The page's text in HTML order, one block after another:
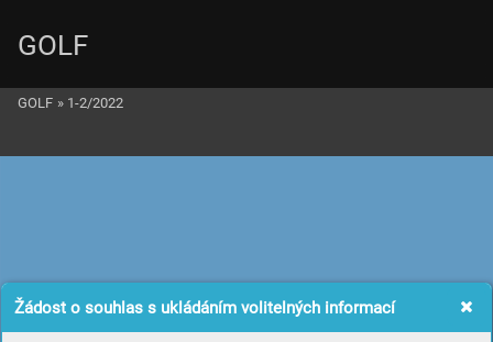
Žádost o souhlas s ukládáním volitelných informací
GOLF
GOLF » 1-2/2022